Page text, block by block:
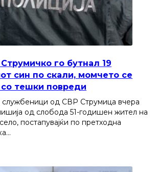
го бутнал 19
син по скали, момчето се
тешки повреди
од СВР Струмица вчера
од слобода 51-годишен жител на
постапувајќи по претходна